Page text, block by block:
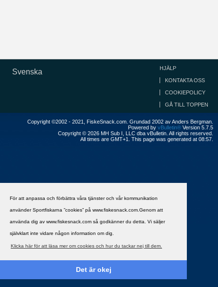
För att anpassa och förbättra våra tjänster och vår kommunikation
använder Sportfiskarna ”cookies” på www.fiskesnack.com.Genom att
använda dig av www.fiskesnack.com så godkänner du detta. Vi säljer
självklart inte vidare någon information om dig.
Klicka här för att läsa mer om cookies och hur du tackar nej till dem.
Det är okej
Svenska HJÄLP
KONTAKTA OSS
COOKIEPOLICY
GÅ TILL TOPPEN
Copyright ©2002 - 2021, FiskeSnack.com. Grundad 2002 av Anders Bergman.
Powered by vBulletin® Version 5.7.5
Copyright © 2026 MH Sub I, LLC dba vBulletin. All rights reserved.
All times are GMT+1. This page was generated at 08:57.